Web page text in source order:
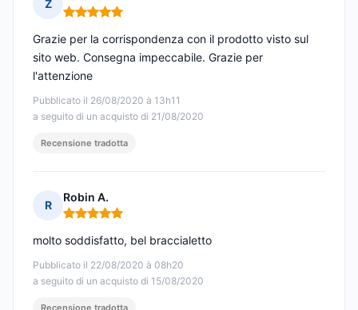
Z
Nota: 5 su 5
Pubblicato il 26/08/2020 à 13h11
a seguito di un acquisto di 21/08/2020
Grazie per la corrispondenza con il prodotto visto sul
sito web. Consegna impeccabile. Grazie per
l'attenzione
Recensione tradotta
R
Robin A.
Nota: 5 su 5
Pubblicato il 22/08/2020 à 08h20
a seguito di un acquisto di 15/08/2020
molto soddisfatto, bel braccialetto
Recensione tradotta